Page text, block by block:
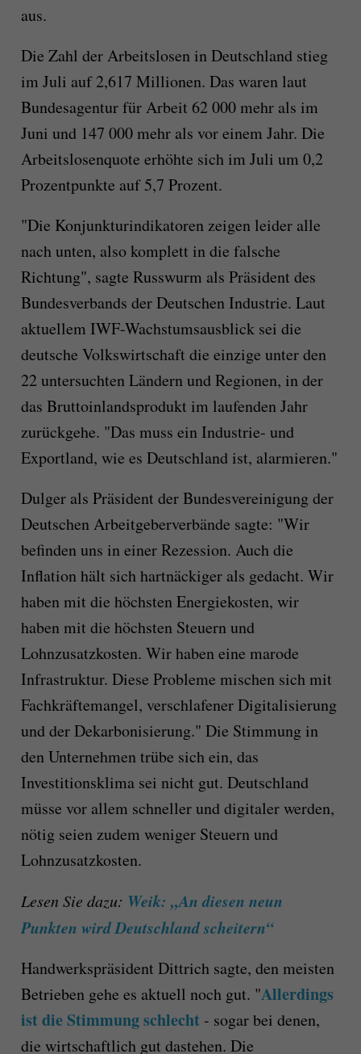
aus.
Die Zahl der Arbeitslosen in Deutschland stieg
im Juli auf 2,617 Millionen. Das waren laut
Bundesagentur für Arbeit 62 000 mehr als im
Juni und 147 000 mehr als vor einem Jahr. Die
Arbeitslosenquote erhöhte sich im Juli um 0,2
Prozentpunkte auf 5,7 Prozent.
"Die Konjunkturindikatoren zeigen leider alle
nach unten, also komplett in die falsche
Richtung", sagte Russwurm als Präsident des
Bundesverbands der Deutschen Industrie. Laut
aktuellem IWF-Wachstumsausblick sei die
deutsche Volkswirtschaft die einzige unter den
22 untersuchten Ländern und Regionen, in der
das Bruttoinlandsprodukt im laufenden Jahr
zurückgehe. "Das muss ein Industrie- und
Exportland, wie es Deutschland ist, alarmieren."
Dulger als Präsident der Bundesvereinigung der
Deutschen Arbeitgeberverbände sagte: "Wir
befinden uns in einer Rezession. Auch die
Inflation hält sich hartnäckiger als gedacht. Wir
haben mit die höchsten Energiekosten, wir
haben mit die höchsten Steuern und
Lohnzusatzkosten. Wir haben eine marode
Infrastruktur. Diese Probleme mischen sich mit
Fachkräftemangel, verschlafener Digitalisierung
und der Dekarbonisierung." Die Stimmung in
den Unternehmen trübe sich ein, das
Investitionsklima sei nicht gut. Deutschland
müsse vor allem schneller und digitaler werden,
nötig seien zudem weniger Steuern und
Lohnzusatzkosten.
Lesen Sie dazu: Weik: „An diesen neun
Punkten wird Deutschland scheitern“
Handwerkspräsident Dittrich sagte, den meisten
Betrieben gehe es aktuell noch gut. "Allerdings
ist die Stimmung schlecht - sogar bei denen,
die wirtschaftlich gut dastehen. Die